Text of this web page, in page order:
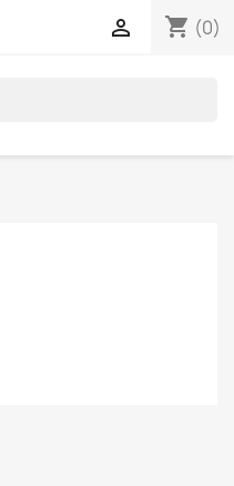
shopping_cart (0)
